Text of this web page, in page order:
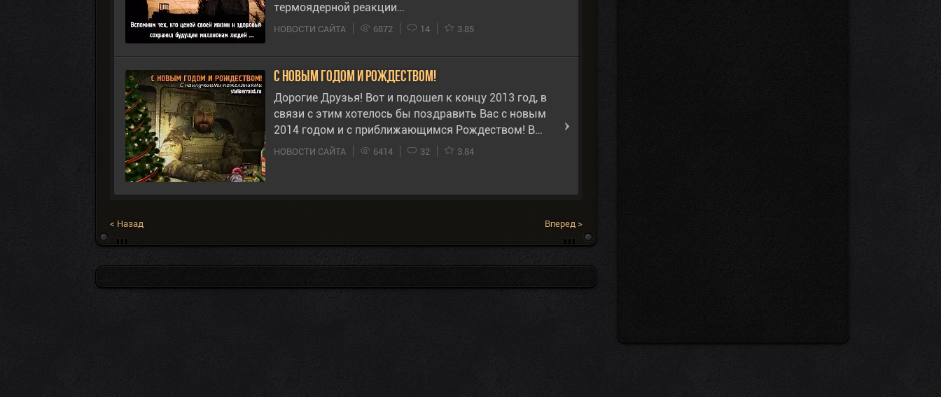
термоядерной реакции…
НОВОСТИ САЙТА 6872 14 3.85
С новым годом и Рождеством!
Дорогие Друзья! Вот и подошел к концу 2013 год, в
связи с этим хотелось бы поздравить Вас с новым
2014 годом и с приближающимся Рождеством! В…
НОВОСТИ САЙТА 6414 32 3.84
< Назад Вперед >